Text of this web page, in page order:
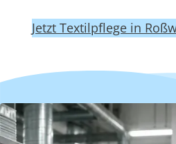
Jetzt Textilpflege in